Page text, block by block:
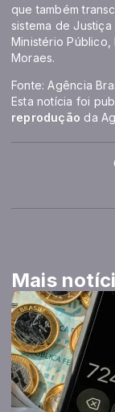
que também
sistema de
Ministério
Moraes.
Fonte: Agência
Esta notícia foi
reprodução da
Mais